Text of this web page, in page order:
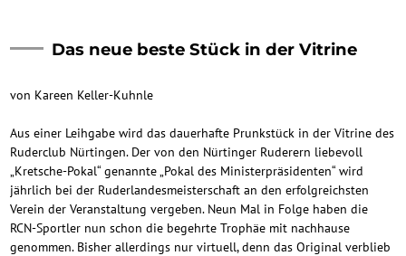
Das neue beste Stück in der Vitrine
von Kareen Keller-Kuhnle
Aus einer Leihgabe wird das dauerhafte Prunkstück in der Vitrine des
Ruderclub Nürtingen. Der von den Nürtinger Ruderern liebevoll
„Kretsche-Pokal“ genannte „Pokal des Ministerpräsidenten“ wird
jährlich bei der Ruderlandesmeisterschaft an den erfolgreichsten
Verein der Veranstaltung vergeben. Neun Mal in Folge haben die
RCN-Sportler nun schon die begehrte Trophäe mit nachhause
genommen. Bisher allerdings nur virtuell, denn das Original verblieb